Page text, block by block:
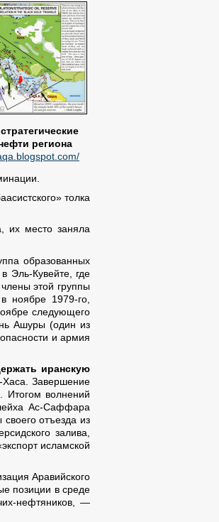
региона
толка
их место заняла
образованных
Эль-Кувейте, где
этой группы
ноябре 1979-го,
следующего
Ашуры (один из
и армия
иранскую
Хаса. Завершение
Итогом волнений
Ас-Саффара
отъезда из
залива,
исламской
Аравийского
позиции в среде
нефтяников, —